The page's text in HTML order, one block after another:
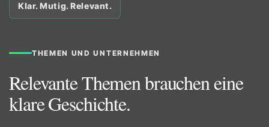
Klar. Mutig. Relevant.
THEMEN UND UNTERNEHMEN
Relevante Themen brauchen eine
klare Geschichte.